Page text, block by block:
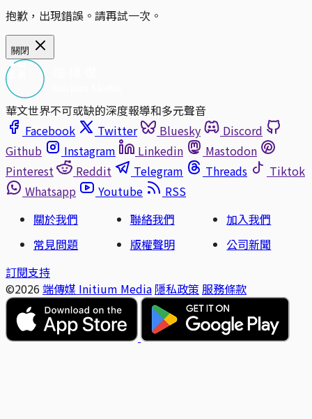
抱歉，出現錯誤。請再試一次。
關閉
華文世界不可或缺的深度報導和多元聲音
Facebook
Twitter Bluesky
Discord
Github
Instagram Linkedin
Mastodon
Pinterest
Reddit Telegram Threads
Tiktok
Whatsapp
Youtube
RSS
關於我們
聯絡我們
加入我們
常見問題
版權聲明
公司新聞
訂閱支持
©2026 端傳媒 Initium Media 隱私政策 服務條款